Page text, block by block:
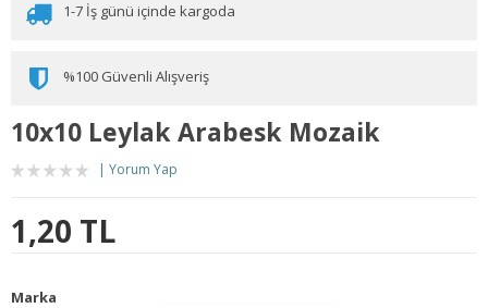
1-7 İş günü içinde kargoda
%100 Güvenli Alışveriş
10x10 Leylak Arabesk Mozaik
Yorum Yap
1,20 TL
Marka